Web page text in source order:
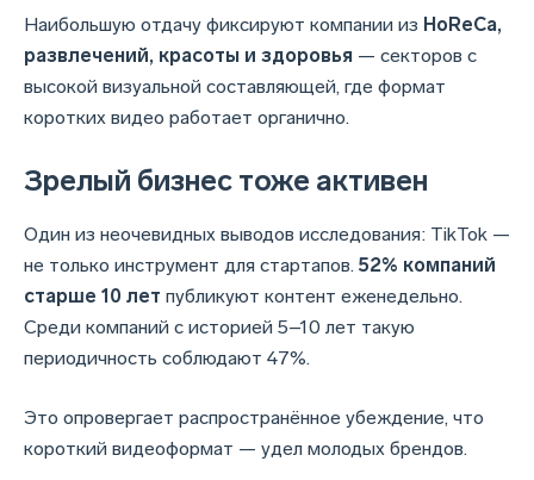
Наибольшую отдачу фиксируют компании из HoReCa,
развлечений, красоты и здоровья — секторов с
высокой визуальной составляющей, где формат
коротких видео работает органично.
Зрелый бизнес тоже активен
Один из неочевидных выводов исследования: TikTok —
не только инструмент для стартапов. 52% компаний
старше 10 лет публикуют контент еженедельно.
Среди компаний с историей 5–10 лет такую
периодичность соблюдают 47%.
Это опровергает распространённое убеждение, что
короткий видеоформат — удел молодых брендов.